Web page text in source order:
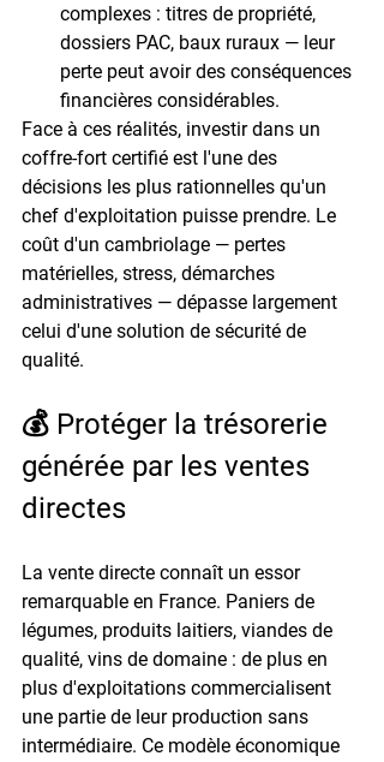
complexes : titres de propriété,
dossiers PAC, baux ruraux — leur
perte peut avoir des conséquences
financières considérables.
Face à ces réalités, investir dans un
coffre-fort certifié est l'une des
décisions les plus rationnelles qu'un
chef d'exploitation puisse prendre. Le
coût d'un cambriolage — pertes
matérielles, stress, démarches
administratives — dépasse largement
celui d'une solution de sécurité de
qualité.
💰 Protéger la trésorerie
générée par les ventes
directes
La vente directe connaît un essor
remarquable en France. Paniers de
légumes, produits laitiers, viandes de
qualité, vins de domaine : de plus en
plus d'exploitations commercialisent
une partie de leur production sans
intermédiaire. Ce modèle économique